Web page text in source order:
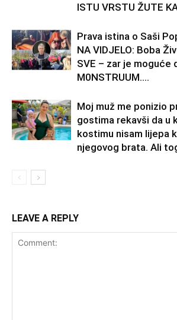
ISTU VRSTU ŽUTE
Prava istina o Saši
NA VIDJELO: Boba
SVE – zar je moguće
M0NSTRUUM….
Moj muž me ponizio
gostima rekavši da u
kostimu nisam lijepa
njegovog brata. Ali
LEAVE A REPLY